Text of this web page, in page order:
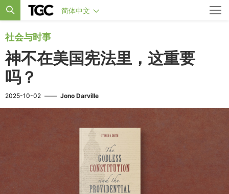
简体中文
社会与时事
神不在美国宪法里，这重要
吗？
2025-10-02 —— Jono Darville